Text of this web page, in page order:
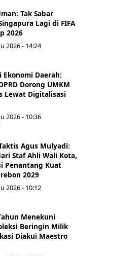
Tak Sabar
Lagi di FIFA
2026
2026 - 14:24
Ekonomi Daerah:
Dorong UMKM
Lewat Digitalisasi
2026 - 10:36
Agus Mulyadi:
Staf Ahli Wali Kota,
Penantang Kuat
2029
2026 - 10:12
Menekuni
Beringin Milik
Diakui Maestro